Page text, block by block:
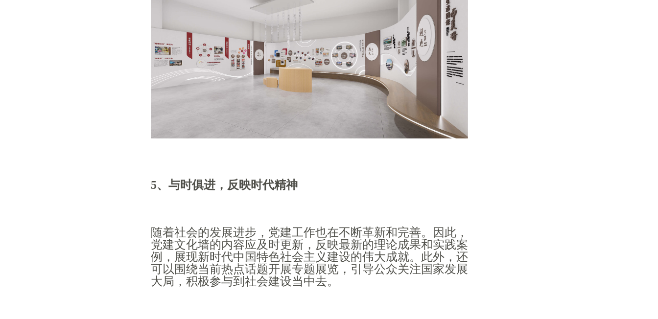
5、与时俱进，反映时代精神
随着社会的发展进步，党建工作也在不断革新和完善。因此，
党建文化墙的内容应及时更新，反映最新的理论成果和实践案
例，展现新时代中国特色社会主义建设的伟大成就。此外，还
可以围绕当前热点话题开展专题展览，引导公众关注国家发展
大局，积极参与到社会建设当中去。